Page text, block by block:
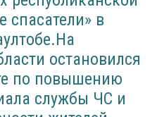
спасатели» в
остановился
по повышению
службы ЧС и